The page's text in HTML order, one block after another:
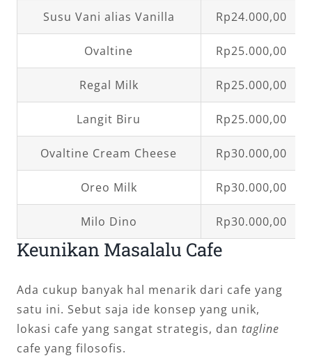
Susu Vani alias Vanilla Rp24.000,00
Ovaltine Rp25.000,00
Regal Milk Rp25.000,00
Langit Biru Rp25.000,00
Ovaltine Cream Cheese Rp30.000,00
Oreo Milk Rp30.000,00
Milo Dino Rp30.000,00
Keunikan Masalalu Cafe
Ada cukup banyak hal menarik dari cafe yang
satu ini. Sebut saja ide konsep yang unik,
lokasi cafe yang sangat strategis, dan tagline
cafe yang filosofis.